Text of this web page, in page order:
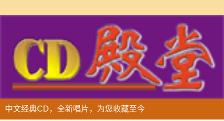
中文经典CD，全新唱片，为您收藏至今